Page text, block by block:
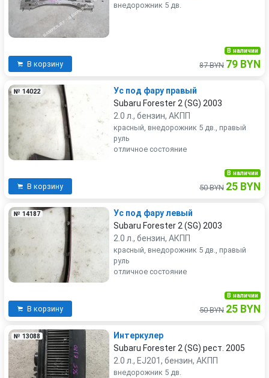
внедорожник 5 дв.
В корзину
В наличии
87 BYN 79 BYN
№ 14022
Ус под фару правый
Subaru Forester 2 (SG) 2003
2.0 л., бензин, АКПП
красный, внедорожник 5 дв., правый
руль
отличное состояние
В корзину
В наличии
50 BYN 25 BYN
№ 14187
Ус под фару левый
Subaru Forester 2 (SG) 2003
2.0 л., бензин, АКПП
красный, внедорожник 5 дв., правый
руль
отличное состояние
В корзину
В наличии
50 BYN 25 BYN
№ 13088
Интеркулер
Subaru Forester 2 (SG) рест. 2005
2.0 л., EJ201, бензин, АКПП
внедорожник 5 дв.